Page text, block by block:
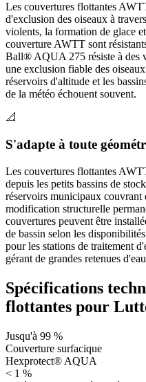
Les couvertures flottantes
d'exclusion des oiseaux à
violents, la formation de glace
couverture AWTT sont
Ball® AQUA 275 résiste à des
une exclusion fiable des
réservoirs d'altitude et les
de la météo échouent souvent.
📐
S'adapte à toute
Les couvertures flottantes
depuis les petits bassins de
réservoirs municipaux couvrant
modification structurelle
couvertures peuvent être
de bassin selon les
pour les stations de traitement
gérant de grandes retenues
Spécifications
flottantes pour
Jusqu'à 99 %
Couverture surfacique
Hexprotect® AQUA
< 1 %